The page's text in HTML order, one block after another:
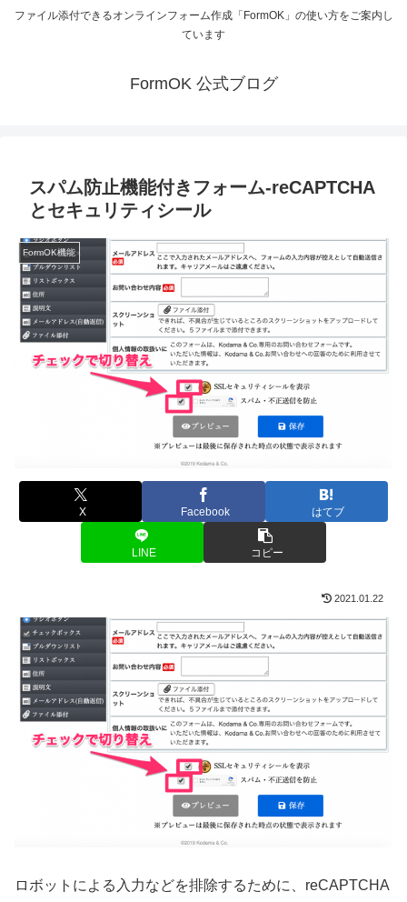
ファイル添付できるオンラインフォーム作成「FormOK」の使い方をご案内し
ています
FormOK 公式ブログ
スパム防止機能付きフォーム-reCAPTCHA
とセキュリティシール
FormOK機能
X Facebook はてブ
LINE コピー
2021.01.22
ロボットによる入力などを排除するために、reCAPTCHA